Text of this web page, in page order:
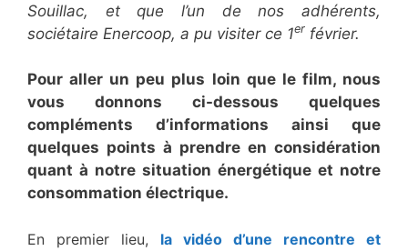
Souillac, et que l’un de nos adhérents,
sociétaire Enercoop, a pu visiter ce 1er février.
Pour aller un peu plus loin que le film, nous
vous donnons ci-dessous quelques
compléments d’informations ainsi que
quelques points à prendre en considération
quant à notre situation énergétique et notre
consommation électrique.
En premier lieu, la vidéo d’une rencontre et